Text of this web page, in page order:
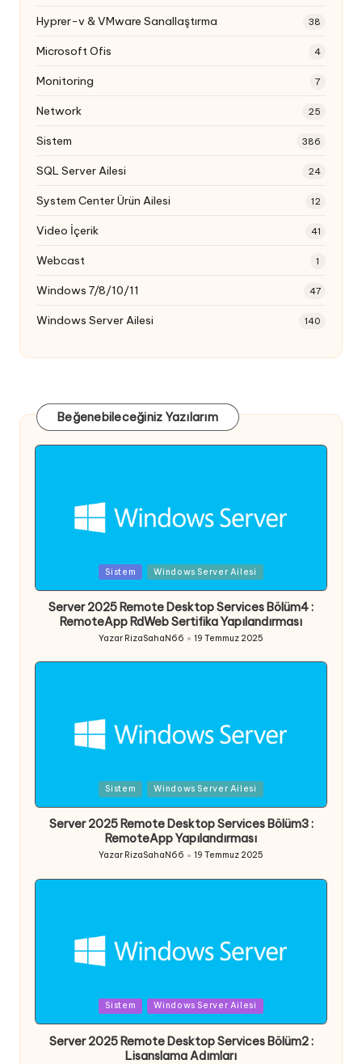
Hyprer-v & VMware Sanallaştırma 38
Microsoft Ofis 4
Monitoring 7
Network 25
Sistem 386
SQL Server Ailesi 24
System Center Ürün Ailesi 12
Video İçerik 41
Webcast 1
Windows 7/8/10/11 47
Windows Server Ailesi 140
Beğenebileceğiniz Yazılarım
in
Sistem Windows Server Ailesi
Server 2025 Remote Desktop Services Bölüm4 :
RemoteApp RdWeb Sertifika Yapılandırması
Posted
by
Yazar RizaSahaN66 19 Temmuz 2025
in
Sistem Windows Server Ailesi
Server 2025 Remote Desktop Services Bölüm3 :
RemoteApp Yapılandırması
Yazar RizaSahaN66 19 Temmuz 2025
in
Sistem Windows Server Ailesi
Server 2025 Remote Desktop Services Bölüm2 :
Lisanslama Adımları